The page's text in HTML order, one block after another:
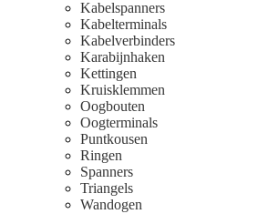
Kabelspanners
Kabelterminals
Kabelverbinders
Karabijnhaken
Kettingen
Kruisklemmen
Oogbouten
Oogterminals
Puntkousen
Ringen
Spanners
Triangels
Wandogen